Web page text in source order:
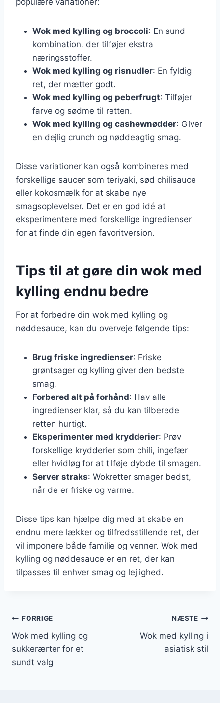
Wok med kylling og broccoli: En sund
kombination, der tilføjer ekstra
næringsstoffer.
Wok med kylling og risnudler: En fyldig
ret, der mætter godt.
Wok med kylling og peberfrugt: Tilføjer
farve og sødme til retten.
Wok med kylling og cashewnødder: Giver
en dejlig crunch og nøddeagtig smag.
Disse variationer kan også kombineres med
forskellige saucer som teriyaki, sød chilisauce
eller kokosmælk for at skabe nye
smagsoplevelser. Det er en god idé at
eksperimentere med forskellige ingredienser
for at finde din egen favoritversion.
Tips til at gøre din wok med
kylling endnu bedre
For at forbedre din wok med kylling og
nøddesauce, kan du overveje følgende tips:
Brug friske ingredienser: Friske
grøntsager og kylling giver den bedste
smag.
Forbered alt på forhånd: Hav alle
ingredienser klar, så du kan tilberede
retten hurtigt.
Eksperimenter med krydderier: Prøv
forskellige krydderier som chili, ingefær
eller hvidløg for at tilføje dybde til smagen.
Server straks: Wokretter smager bedst,
når de er friske og varme.
Disse tips kan hjælpe dig med at skabe en
endnu mere lækker og tilfredsstillende ret, der
vil imponere både familie og venner. Wok med
kylling og nøddesauce er en ret, der kan
tilpasses til enhver smag og lejlighed.
Indlægsnavigation
FORRIGE
Wok med kylling og
sukkerærter for et
sundt valg
NÆSTE
Wok med kylling i
asiatisk stil